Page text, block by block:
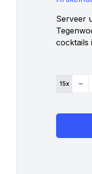
Serveer
cocktails
15x